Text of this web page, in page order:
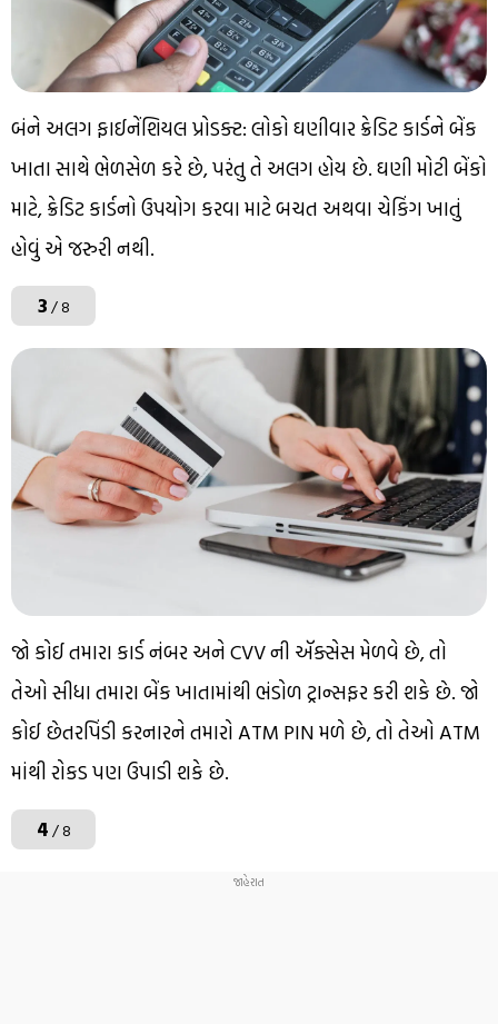
બંને અલગ ફાઈનેંશિયલ પ્રોડક્ટ: લોકો ઘણીવાર ક્રેડિટ કાર્ડને બેંક
ખાતા સાથે ભેળસેળ કરે છે, પરંતુ તે અલગ હોય છે. ઘણી મોટી બેંકો
માટે, ક્રેડિટ કાર્ડનો ઉપયોગ કરવા માટે બચત અથવા ચેકિંગ ખાતું
હોવું એ જરુરી નથી.
3/ 8
જો કોઈ તમારા કાર્ડ નંબર અને CVV ની ઍક્સેસ મેળવે છે, તો
તેઓ સીધા તમારા બેંક ખાતામાંથી ભંડોળ ટ્રાન્સફર કરી શકે છે. જો
કોઈ છેતરપિંડી કરનારને તમારો ATM PIN મળે છે, તો તેઓ ATM
માંથી રોકડ પણ ઉપાડી શકે છે.
4/ 8